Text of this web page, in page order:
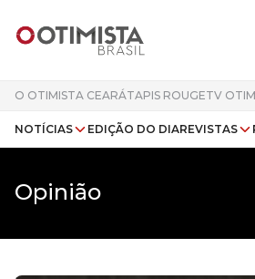
O OTIMISTA CEARÁTAPIS ROUGETV
NOTÍCIAS EDIÇÃO DO DIAREVISTAS
Opinião